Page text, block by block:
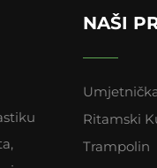
NAŠI
Ritamski
Trampolin